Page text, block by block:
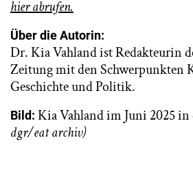
hier abrufen.
Über die Autorin:
Dr. Kia Vahland ist Redakteurin
Zeitung mit den Schwerpunkten
Geschichte und Politik.
Bild: Kia Vahland im Juni 2025
dgr/eat archiv)